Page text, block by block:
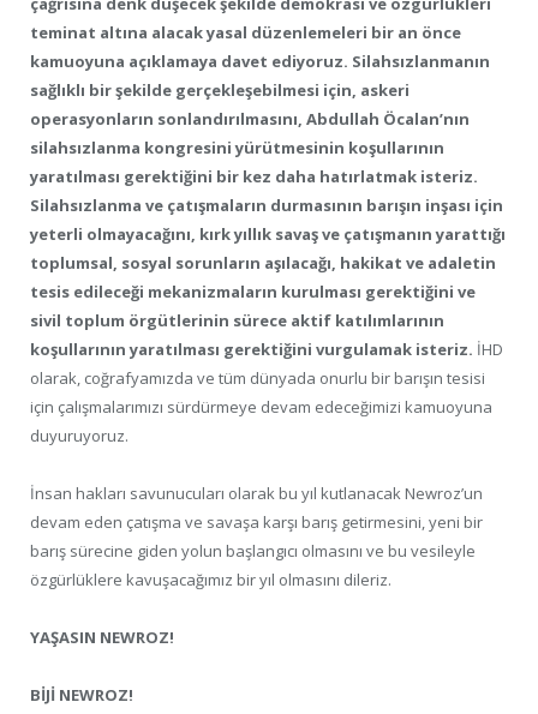
teminat altına alacak yasal düzenlemeleri bir an önce
kamuoyuna açıklamaya davet ediyoruz. Silahsızlanmanın
sağlıklı bir şekilde gerçekleşebilmesi için, askeri
operasyonların sonlandırılmasını, Abdullah Öcalan’nın
silahsızlanma kongresini yürütmesinin koşullarının
yaratılması gerektiğini bir kez daha hatırlatmak isteriz.
Silahsızlanma ve çatışmaların durmasının barışın inşası için
yeterli olmayacağını, kırk yıllık savaş ve çatışmanın yarattığı
toplumsal, sosyal sorunların aşılacağı, hakikat ve adaletin
tesis edileceği mekanizmaların kurulması gerektiğini ve
sivil toplum örgütlerinin sürece aktif katılımlarının
koşullarının yaratılması gerektiğini vurgulamak isteriz. İHD
olarak, coğrafyamızda ve tüm dünyada onurlu bir barışın tesisi
için çalışmalarımızı sürdürmeye devam edeceğimizi kamuoyuna
duyuruyoruz.
İnsan hakları savunucuları olarak bu yıl kutlanacak Newroz’un
devam eden çatışma ve savaşa karşı barış getirmesini, yeni bir
barış sürecine giden yolun başlangıcı olmasını ve bu vesileyle
özgürlüklere kavuşacağımız bir yıl olmasını dileriz.
YAŞASIN NEWROZ!
BİJİ NEWROZ!